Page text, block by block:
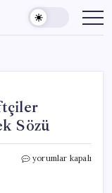
Sözü
Özgür
yorumlar kapalı